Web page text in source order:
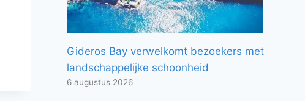
Gideros Bay verwelkomt bezoekers met
landschappelijke schoonheid
6 augustus 2026